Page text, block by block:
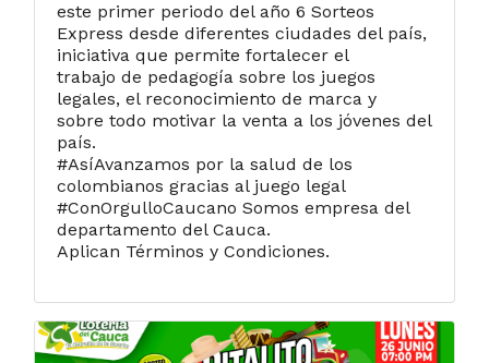
este primer periodo del año 6 Sorteos
Express desde diferentes ciudades del país,
iniciativa que permite fortalecer el
trabajo de pedagogía sobre los juegos
legales, el reconocimiento de marca y
sobre todo motivar la venta a los jóvenes del
país.
#AsíAvanzamos por la salud de los
colombianos gracias al juego legal
#ConOrgulloCaucano Somos empresa del
departamento del Cauca.
Aplican Términos y Condiciones.